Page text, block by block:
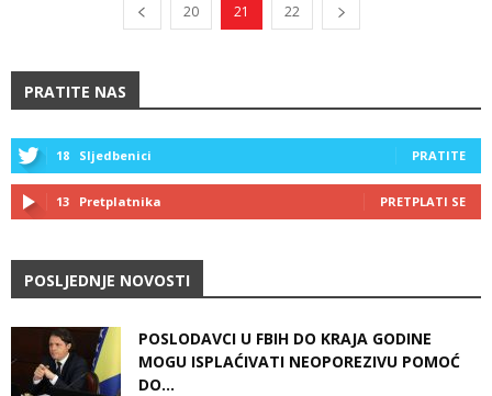
20 21 22
PRATITE NAS
18 Sljedbenici PRATITE
13 Pretplatnika PRETPLATI SE
POSLJEDNJE NOVOSTI
POSLODAVCI U FBIH DO KRAJA GODINE
MOGU ISPLAĆIVATI NEOPOREZIVU POMOĆ
DO...